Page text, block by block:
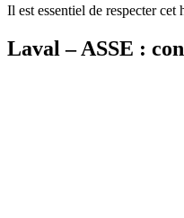
Il est essentiel de respecter
Laval – ASSE :